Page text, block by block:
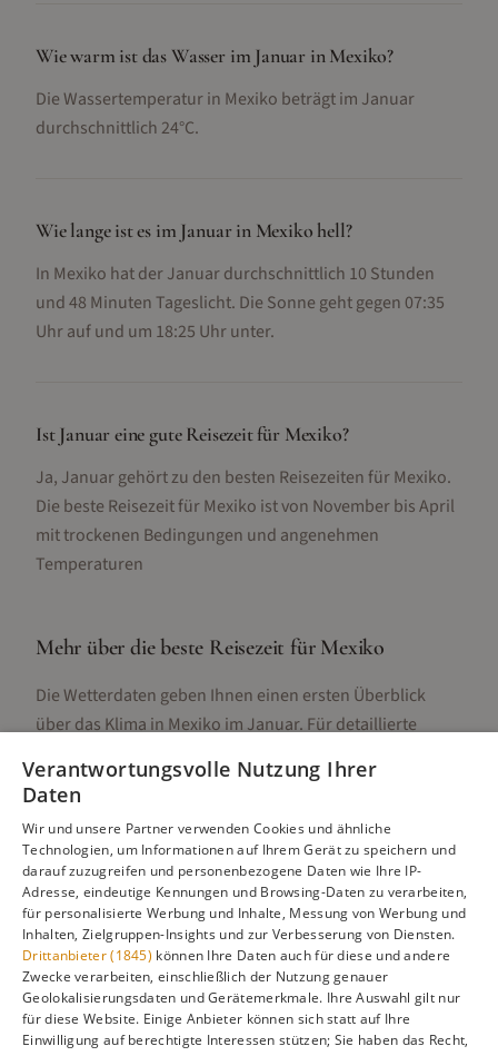
Wie warm ist das Wasser im Januar in Mexiko?
Die Wassertemperatur in Mexiko beträgt im Januar
durchschnittlich 24°C.
Wie lange ist es im Januar in Mexiko hell?
In Mexiko hat der Januar durchschnittlich 10 Stunden
und 48 Minuten Tageslicht. Die Sonne geht gegen 07:35
Uhr auf und um 18:25 Uhr unter.
Ist Januar eine gute Reisezeit für Mexiko?
Ja, Januar gehört zu den besten Reisezeiten für Mexiko.
Die beste Reisezeit für Mexiko ist von November bis April
mit trockenen Bedingungen und angenehmen
Temperaturen
Mehr über die beste Reisezeit für Mexiko
Die Wetterdaten geben Ihnen einen ersten Überblick
über das Klima in Mexiko im Januar. Für detaillierte
Unterschieden, Aktivitäten und Reisetipps besuchen Sie
Alle Infos zur besten Reisezeit Mexiko
Gefällt dir diese Seite? Teile sie auf Pinterest!
Verantwortungsvolle Nutzung Ihrer
Daten
Wir und unsere Partner verwenden Cookies und ähnliche
Technologien, um Informationen auf Ihrem Gerät zu speichern und
darauf zuzugreifen und personenbezogene Daten wie Ihre IP-
Adresse, eindeutige Kennungen und Browsing-Daten zu verarbeiten,
für personalisierte Werbung und Inhalte, Messung von Werbung und
Inhalten, Zielgruppen-Insights und zur Verbesserung von Diensten.
Drittanbieter (1845) können Ihre Daten auch für diese und andere
Zwecke verarbeiten, einschließlich der Nutzung genauer
Geolokalisierungsdaten und Gerätemerkmale. Ihre Auswahl gilt nur
für diese Website. Einige Anbieter können sich statt auf Ihre
Einwilligung auf berechtigte Interessen stützen; Sie haben das Recht,